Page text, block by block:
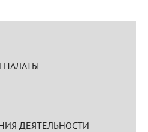
ПАЛАТЫ
ДЕЯТЕЛЬНОСТИ